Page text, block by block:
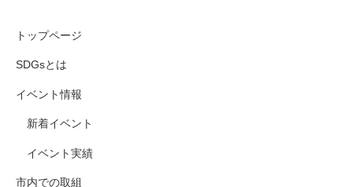
トップページ
SDGsとは
イベント情報
新着イベント
イベント実績
市内での取組